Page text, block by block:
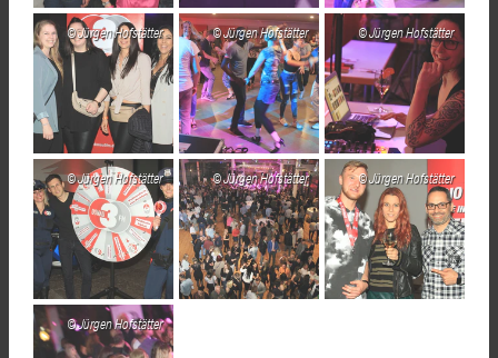
Jürgen Hofstätter Jürgen Hofstätter Jürgen Hofstätter
Jürgen Hofstätter Jürgen Hofstätter Jürgen Hofstätter
Jürgen Hofstätter